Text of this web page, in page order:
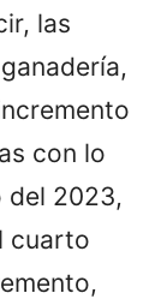
las
con lo
del 2023,
cuarto